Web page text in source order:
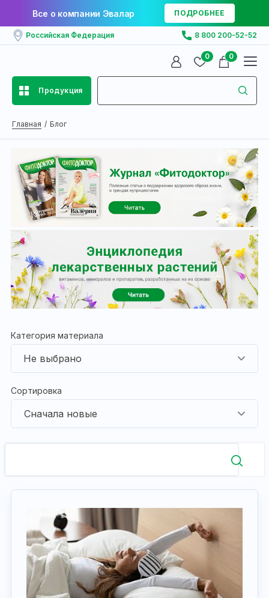
Все о компании Эвалар ПОДРОБНЕЕ
Российская Федерация 8 800 200-52-52
0 0
Продукция
Главная Блог
Категория материала
Сортировка
Сначала новые